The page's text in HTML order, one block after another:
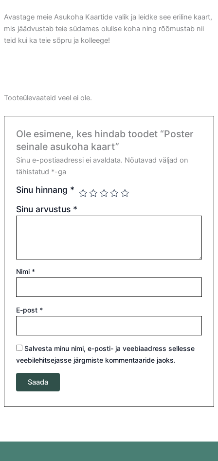
Avastage meie Asukoha Kaartide valik ja leidke see eriline kaart,
mis jäädvustab teie südames olulise koha ning rõõmustab nii
teid kui ka teie sõpru ja kolleege!
Tooteülevaateid veel ei ole.
Ole esimene, kes hindab toodet “Poster
seinale asukoha kaart”
Sinu e-postiaadressi ei avaldata. Nõutavad väljad on
tähistatud *-ga
Sinu hinnang *
Sinu arvustus *
Nimi *
E-post *
Salvesta minu nimi, e-posti- ja veebiaadress sellesse
veebilehitsejasse järgmiste kommentaaride jaoks.